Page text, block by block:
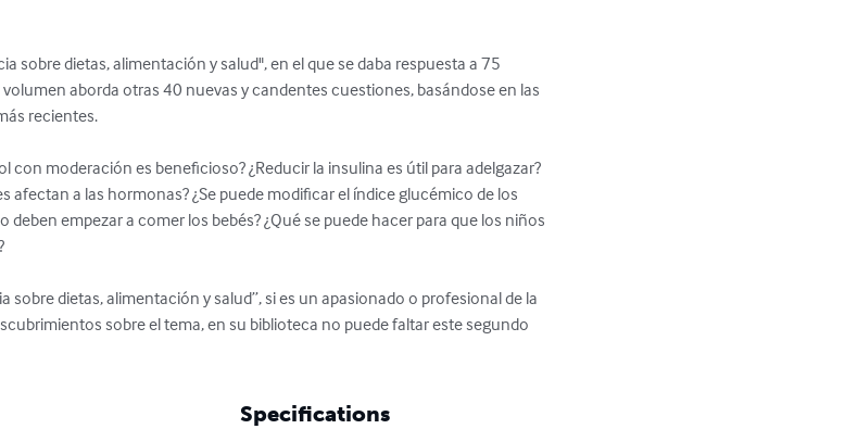
sobre dietas, alimentación y salud", en el que se daba respuesta a 75
aborda otras 40 nuevas y candentes cuestiones, basándose en las
recientes.
con moderación es beneficioso? ¿Reducir la insulina es útil para adelgazar?
afectan a las hormonas? ¿Se puede modificar el índice glucémico de los
deben empezar a comer los bebés? ¿Qué se puede hacer para que los niños
sobre dietas, alimentación y salud”, si es un apasionado o profesional de la
sobre el tema, en su biblioteca no puede faltar este segundo
Specifications